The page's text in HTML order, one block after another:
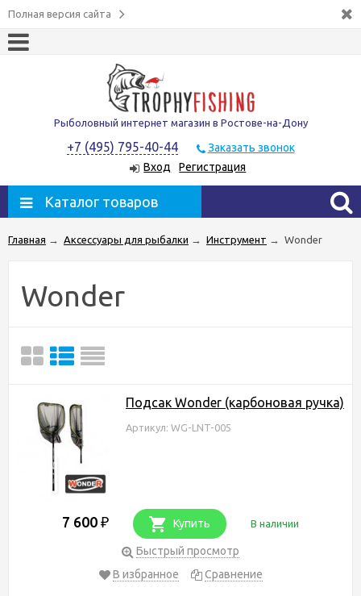
Полная версия сайта
Рыболовный интернет магазин в Ростове-на-Дону
+7 (495) 795-40-44
Заказать звонок
Вход
Регистрация
Каталог товаров
Главная → Аксессуары для рыбалки → Инструмент → Wonder
Wonder
Подсак Wonder (карбоновая ручка)
Артикул: WG-LNT-005
7 600 ₽ Купить В наличии
Быстрый просмотр
В избранное
Сравнение